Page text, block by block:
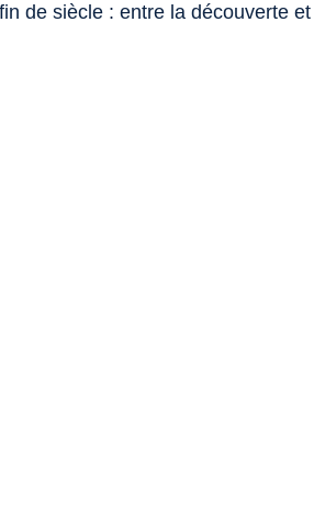
de siècle : entre la découverte